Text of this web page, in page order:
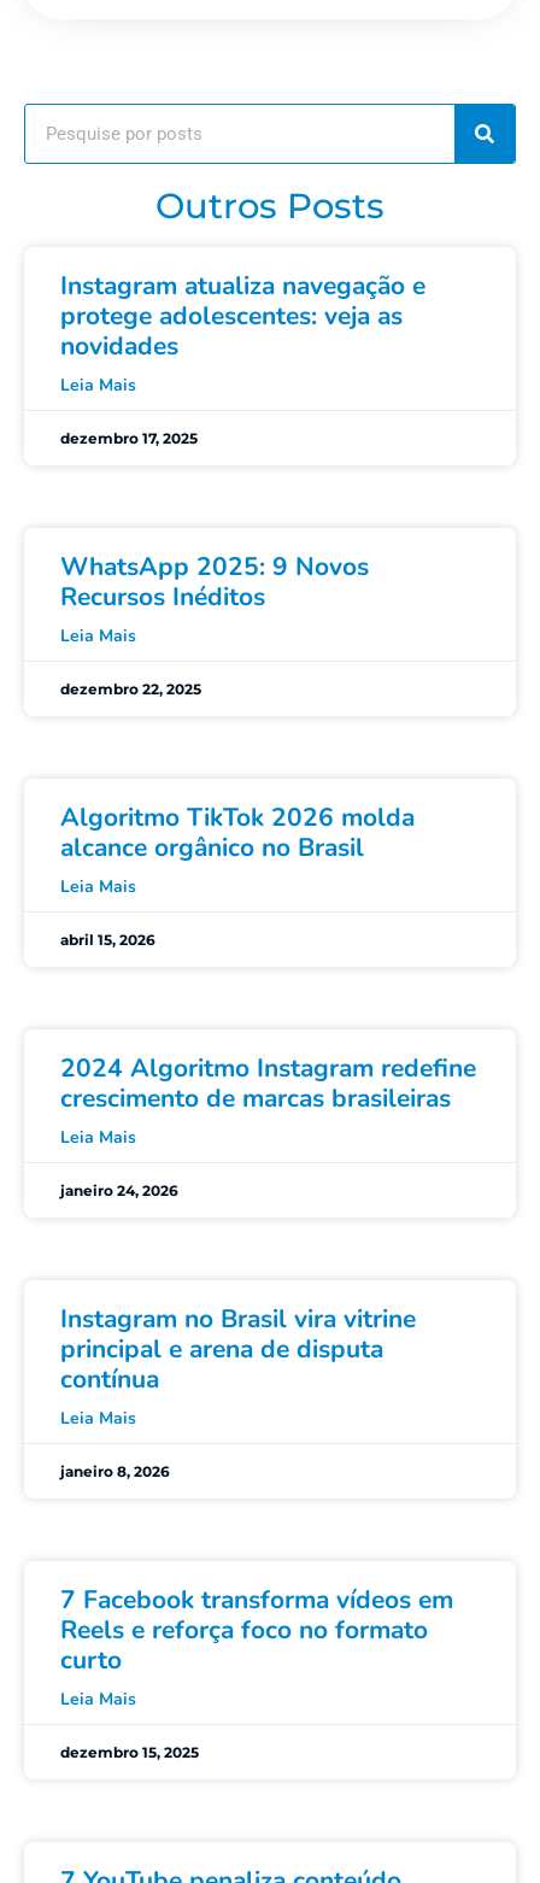
Outros Posts
Instagram atualiza navegação e
protege adolescentes: veja as
novidades
Leia Mais
dezembro 17, 2025
WhatsApp 2025: 9 Novos
Recursos Inéditos
Leia Mais
dezembro 22, 2025
Algoritmo TikTok 2026 molda
alcance orgânico no Brasil
Leia Mais
abril 15, 2026
2024 Algoritmo Instagram redefine
crescimento de marcas brasileiras
Leia Mais
janeiro 24, 2026
Instagram no Brasil vira vitrine
principal e arena de disputa
contínua
Leia Mais
janeiro 8, 2026
7 Facebook transforma vídeos em
Reels e reforça foco no formato
curto
Leia Mais
dezembro 15, 2025